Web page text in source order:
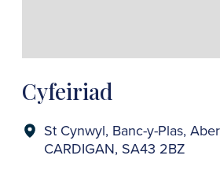
Cyfeiriad
St Cynwyl, Banc-y-Plas,
CARDIGAN, SA43 2BZ